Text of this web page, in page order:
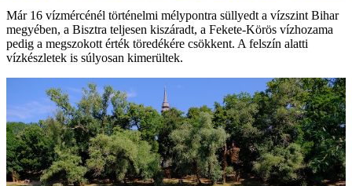
Már 16 vízmércénél történelmi mélypontra süllyedt a vízszint Bihar
megyében, a Bisztra teljesen kiszáradt, a Fekete-Körös vízhozama
pedig a megszokott érték töredékére csökkent. A felszín alatti
vízkészletek is súlyosan kimerültek.